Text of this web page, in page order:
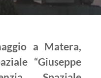
a Matera,
“Giuseppe